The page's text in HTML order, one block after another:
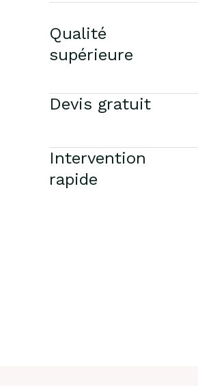
Qualité
supérieure
Devis gratuit
Intervention
rapide